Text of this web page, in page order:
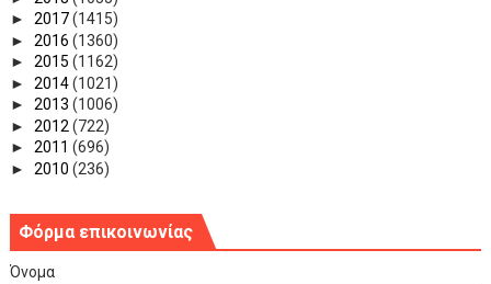
► 2017(1415)
► 2016 (1360)
► 2015 (1162)
► 2014(1021)
► 2013 (1006)
► 2012 (722)
► 2011 (696)
► 2010 (236)
Φόρμα επικοινωνίας
Όνομα